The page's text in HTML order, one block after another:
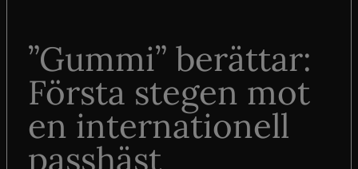
”Gummi” berättar:
Första stegen mot
en internationell
passhäst